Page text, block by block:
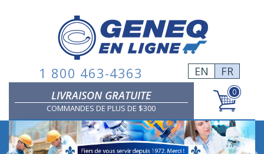
1 800 463-4363 EN
FR
LIVRAISON GRATUITE
COMMANDES DE PLUS DE $300
0